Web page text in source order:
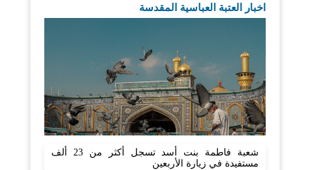
اخبار العتبة العباسية المقدسة
شعبة فاطمة بنت أسد تسجل أكثر من 23 ألف
مستفيدة في زيارة الأربعين